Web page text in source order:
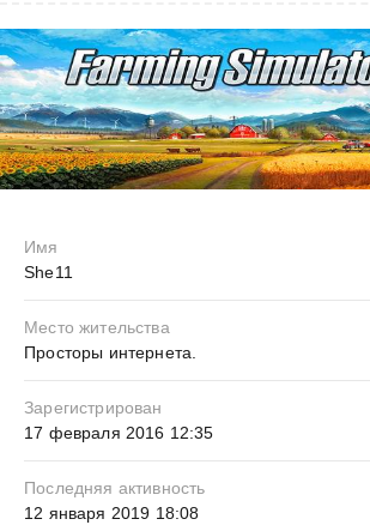
Имя
She11
Место жительства
Просторы интернета.
Зарегистрирован
17 февраля 2016 12:35
Последняя активность
12 января 2019 18:08